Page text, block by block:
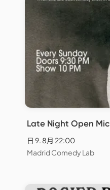
Late Night Open Mic
日 9. 8月 22:00
Madrid Comedy Lab